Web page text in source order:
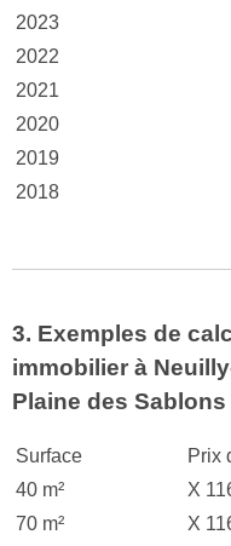
2023
2022
2021
2020
2019
2018
3. Exemples de
immobilier à
Plaine des Sablons
Surface Prix
40 m²
X
70 m²
X